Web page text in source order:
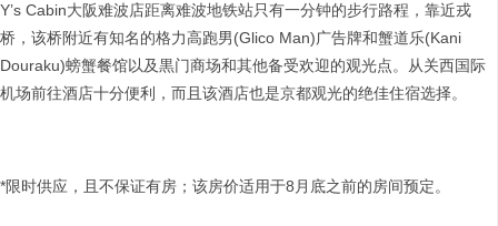
Y’s Cabin大阪难波店距离难波地铁站只有一分钟的步行路程，靠近戎
桥，该桥附近有知名的格力高跑男(Glico Man)广告牌和蟹道乐(Kani
Douraku)螃蟹餐馆以及黒门商场和其他备受欢迎的观光点。从关西国际
机场前往酒店十分便利，而且该酒店也是京都观光的绝佳住宿选择。
*限时供应，且不保证有房；该房价适用于8月底之前的房间预定。